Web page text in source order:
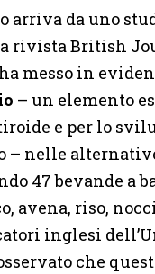
arriva da uno
rivista British
messo in
– un elemento
e per lo
– nelle
47 bevande a
avena, riso,
inglesi
che